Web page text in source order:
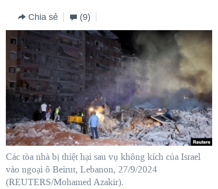
tới
"Tìm"
TỰ DO BÁO CHÍ
VẠCH TRẦN TIN GIẢ
NGƯỜI VIỆT HẢI NGOẠI
ĐỜI SỐNG
KINH TẾ
KHOA HỌC
SỨC KHOẺ
VĂN HOÁ
THỂ THAO
GIÁO DỤC
CHUYÊN ĐỀ
CHIẾN TRANH THƯƠNG MẠI CỦA MỸ: QUÁ KHỨ VÀ HIỆN
TẠI
HÀNH TRÌNH BẦU CỬ 2024
MỘT NĂM CHIẾN TRANH TẠI DẢI GAZA
GIẢI MÃ VÀNH ĐAI & CON ĐƯỜNG
NGÀY TỊ NẠN THẾ GIỚI
TRỊNH VĨNH BÌNH - NGƯỜI HẠ 'BÊN THẮNG CUỘC'
GROUND ZERO – XƯA VÀ NAY
CHI PHÍ CHIẾN TRANH AFGHANISTAN
CÁC GIÁ TRỊ CỘNG HÒA Ở VIỆT NAM
HỌC TIẾNG ANH
VIDEO
NGHE
MẠNG XÃ HỘI
Ngôn ngữ khác
Chia sẻ (9)
Các tòa nhà bị thiệt hại sau vụ không kích của Israel
vào ngoại ô Beirut, Lebanon, 27/9/2024
(REUTERS/Mohamed Azakir).